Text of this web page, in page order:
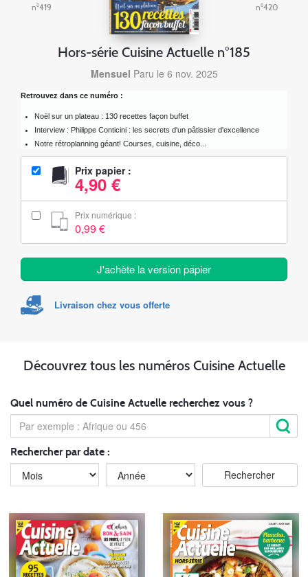
n°419
Hors-série Cuisine Actuelle n°185
Mensuel Paru le 6 nov. 2025
Retrouvez dans ce numéro :
Noël sur un plateau : 130 recettes façon buffet
Interview : Philippe Conticini : les secrets d'un pâtissier d'excellence
Notre rétroplanning géant! Courses, cuisine, déco...
Prix papier :
4,90 €
Prix numérique :
0,99 €
J'achète la version papier
Livraison chez vous offerte
n°420
Découvrez tous les numéros Cuisine Actuelle
Quel numéro de Cuisine Actuelle recherchez vous ?
Rechercher par date :